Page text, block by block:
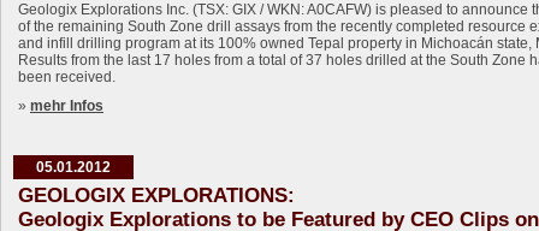
Geologix Explorations Inc. (TSX: GIX / WKN: A0CAFW) is pleased to announce
of the remaining South Zone drill assays from the recently completed resource
and infill drilling program at its 100% owned Tepal property in Michoacán state,
Results from the last 17 holes from a total of 37 holes drilled at the South Zone
been received.
» mehr Infos
05.01.2012
GEOLOGIX EXPLORATIONS:
Geologix Explorations to be Featured by CEO Clips